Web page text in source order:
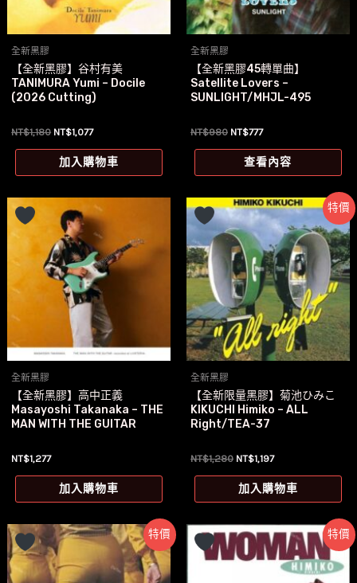
全新黑膠
【全新黑膠】谷村有美
TANIMURA Yumi – Docile
(2026 Cutting)
NT$1,180 原
價
格：
NT$1,077目
價
格：
加入購物車
全新黑膠
【全新黑膠45轉單曲】
Satellite Lovers –
SUNLIGHT/MHJL-495
NT$980 原
格：
NT$777目
價
格：
查看內容
全新黑膠
【全新黑膠】高中正義
Masayoshi Takanaka – THE
MAN WITH THE GUITAR
NT$1,277
加入購物車
特價
全新黑膠
【全新限量黑膠】菊池ひみこ
KIKUCHI Himiko – ALL
Right/TEA-37
NT$1,280 原
價
格：
NT$1,197目
價
格：
加入購物車
特價 特價